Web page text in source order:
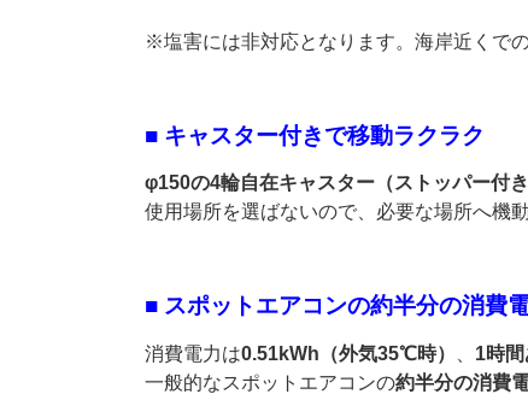
※塩害には非対応となります。海岸近くで
■ キャスター付きで移動ラクラク
φ150の4輪自在キャスター（ストッパー付き
使用場所を選ばないので、必要な場所へ機
■ スポットエアコンの約半分の消費
消費電力は0.51kWh（外気35℃時） 1時
一般的なスポットエアコンの約半分の消費